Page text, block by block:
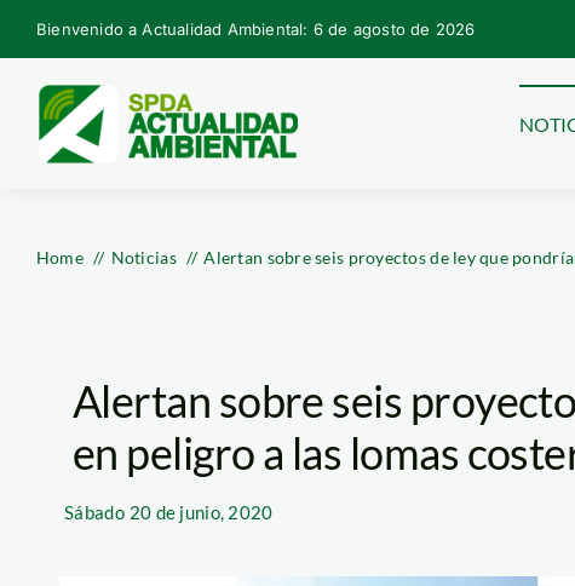
Skip
to
content
Bienvenido a Actualidad Ambiental: 6 de agosto de 2026
Home Noticias Alertan sobre seis proyectos de ley que
Alertan sobre seis
en peligro a las lomas
Sábado 20 de junio, 2020